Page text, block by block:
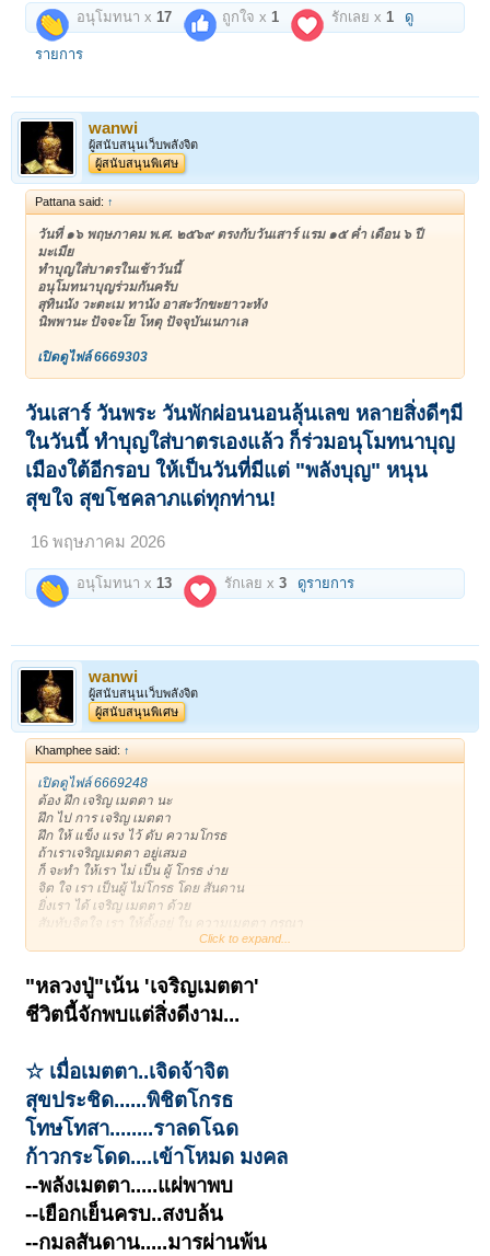
อนุโมทนา x17 ถูกใจ x1 รักเลย x1 ดู
รายการ
wanwi
ผู้สนับสนุนเว็บพลังจิต
ผู้สนับสนุนพิเศษ
Pattana said: ↑
วันที่ ๑๖ พฤษภาคม พ.ศ. ๒๕๖๙ ตรงกับวันเสาร์ แรม ๑๕ ค่ำ เดือน ๖ ปี
มะเมีย
ทำบุญใส่บาตรในเช้าวันนี้
อนุโมทนาบุญร่วมกันครับ
สุทินนัง วะตะเม ทานัง อาสะวักขะยาวะหัง
นิพพานะ ปัจจะโย โหตุ ปัจจุบันเนกาเล
เปิดดูไฟล์ 6669303
วันเสาร์ วันพระ วันพักผ่อนนอนลุ้นเลข หลายสิ่งดีๆมี
ในวันนี้ ทำบุญใส่บาตรเองแล้ว ก็ร่วมอนุโมทนาบุญ
เมืองใต้อีกรอบ ให้เป็นวันที่มีแต่ "พลังบุญ" หนุน
สุขใจ สุขโชคลาภแด่ทุกท่าน!
16 พฤษภาคม 2026
อนุโมทนา x13 รักเลย x3 ดูรายการ
wanwi
ผู้สนับสนุนเว็บพลังจิต
ผู้สนับสนุนพิเศษ
Khamphee said: ↑
เปิดดูไฟล์ 6669248
ต้อง ฝึก เจริญ เมตตา นะ
ฝึก ไป การ เจริญ เมตตา
ฝึก ให้ แข็ง แรง ไว้ ดับ ความโกรธ
ถ้าเราเจริญเมตตา อยู่เสมอ
ก็ จะทำ ให้เรา ไม่ เป็น ผู้ โกรธ ง่าย
จิต ใจ เรา เป็นผู้ ไม่โกรธ โดย สันดาน
ยิ่งเรา ได้ เจริญ เมตตา ด้วย
จิต ใจ เรา ก็จะ เจริญ เป็นสุข สงบ เย็น
(หลวงปู่โต๊ะ วัดประดู่ฉิมพลี)
Click to expand...
"หลวงปู่"เน้น 'เจริญเมตตา'
ชีวิตนี้จักพบแต่สิ่งดีงาม...
☆ เมื่อเมตตา..เจิดจ้าจิต
สุขประชิด......พิชิตโกรธ
โทษโทสา........ราลดโฉด
ก้าวกระโดด....เข้าโหมด มงคล
--พลังเมตตา.....แผ่พาพบ
--เยือกเย็นครบ..สงบล้น
--กมลสันดาน.....มารผ่านพ้น